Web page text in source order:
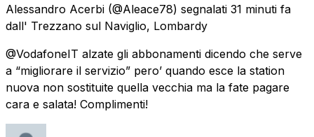
Alessandro Acerbi (@Aleace78) segnalati 31 minuti fa
dall' Trezzano sul Naviglio, Lombardy
@VodafoneIT alzate gli abbonamenti dicendo che serve
a “migliorare il servizio” pero’ quando esce la station
nuova non sostituite quella vecchia ma la fate pagare
cara e salata! Complimenti!